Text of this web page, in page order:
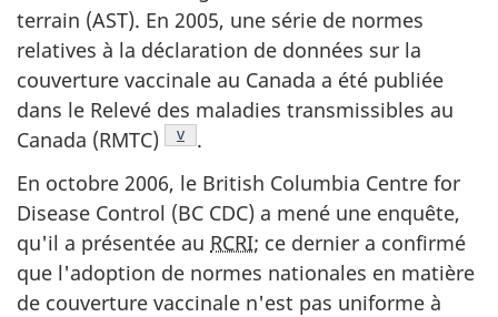
terrain (AST). En 2005, une série de normes
relatives à la déclaration de données sur la
couverture vaccinale au Canada a été publiée
dans le Relevé des maladies transmissibles au
Canada (RMTC) Note de bas de page
v
.
En octobre 2006, le British Columbia Centre for
Disease Control (BC CDC) a mené une enquête,
qu'il a présentée au RCRI; ce dernier a confirmé
que l'adoption de normes nationales en matière
de couverture vaccinale n'est pas uniforme à